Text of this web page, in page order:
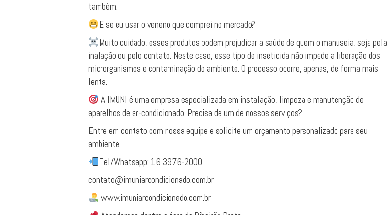
também.
E se eu usar o veneno que comprei no mercado?
Muito cuidado, esses produtos podem prejudicar a saúde de quem o manuseia, seja pela
inalação ou pelo contato. Neste caso, esse tipo de inseticida não impede a liberação dos
microrganismos e contaminação do ambiente. O processo ocorre, apenas, de forma mais
lenta.
A IMUNI é uma empresa especializada em instalação, limpeza e manutenção de
aparelhos de ar-condicionado. Precisa de um de nossos serviços?
Entre em contato com nossa equipe e solicite um orçamento personalizado para seu
ambiente.
Tel/Whatsapp: 16 3976-2000
contato@imuniarcondicionado.com.br
www.imuniarcondicionado.com.br